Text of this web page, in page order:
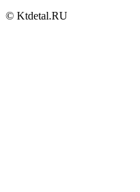
© Ktdetal.RU